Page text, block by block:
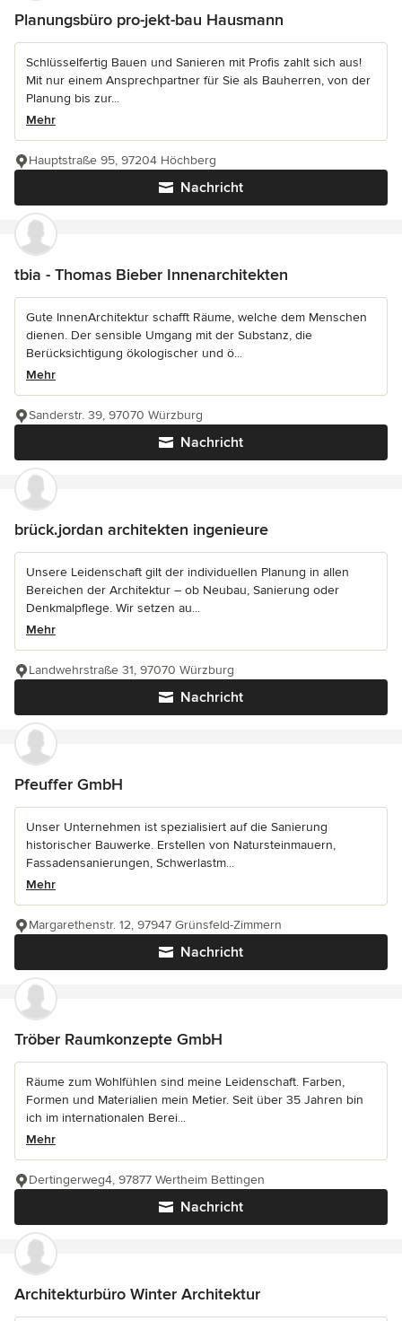
Planungsbüro pro-jekt-bau Hausmann
Schlüsselfertig Bauen und Sanieren mit Profis zahlt sich aus!
Mit nur einem Ansprechpartner für Sie als Bauherren, von der
Planung bis zur...
Mehr
Nachricht
Hauptstraße 95, 97204 Höchberg
tbia - Thomas Bieber Innenarchitekten
Gute InnenArchitektur schafft Räume, welche dem Menschen
dienen. Der sensible Umgang mit der Substanz, die
Berücksichtigung ökologischer und ö...
Mehr
Nachricht
Sanderstr. 39, 97070 Würzburg
brück.jordan architekten ingenieure
Unsere Leidenschaft gilt der individuellen Planung in allen
Bereichen der Architektur – ob Neubau, Sanierung oder
Denkmalpflege. Wir setzen au...
Mehr
Nachricht
Landwehrstraße 31, 97070 Würzburg
Pfeuffer GmbH
Unser Unternehmen ist spezialisiert auf die Sanierung
historischer Bauwerke. Erstellen von Natursteinmauern,
Fassadensanierungen, Schwerlastm...
Mehr
Nachricht
Margarethenstr. 12, 97947 Grünsfeld-Zimmern
Tröber Raumkonzepte GmbH
Räume zum Wohlfühlen sind meine Leidenschaft. Farben,
Formen und Materialien mein Metier. Seit über 35 Jahren bin
ich im internationalen Berei...
Mehr
Nachricht
Dertingerweg4, 97877 Wertheim Bettingen
Architekturbüro Winter Architektur